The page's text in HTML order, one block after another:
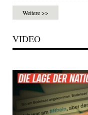
Weitere >>
VIDEO